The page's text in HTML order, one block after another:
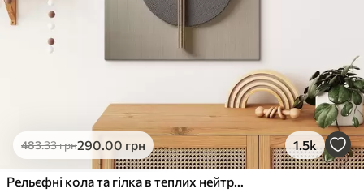
483.33грн290.00 грн 1.5k
Рельєфні кола та гілка в теплих нейтральних тонах